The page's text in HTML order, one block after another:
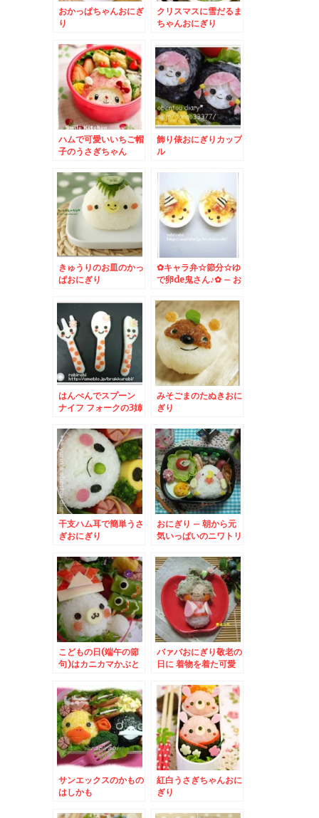
おかっぱちゃんおにぎ
り
クリスマスに雪だるま
ちゃんおにぎり
ハムで可愛いいちご帽
子のうさぎちゃん
飾り俵おにぎりカップ
ル
きゅうりのお皿のかっ
ぱおにぎり
✿キャラ弁☆節分☆ゆ
で卵de鬼さん♪✿ – お
はんぺんでスプーン
ナイフ フォークの3姉
みそごまのたぬきおに
ぎり
干支ハム耳で簡単うさ
ぎおにぎり
おにぎり – 朝から元
気いっぱいのニワトリ
こどもの日(端午の節
句)はカニカマかぶと
バァバおにぎり敬老の
日に 着物を着た可愛
サンエックスのかもの
はしかも
紅白うさぎちゃんおに
ぎり